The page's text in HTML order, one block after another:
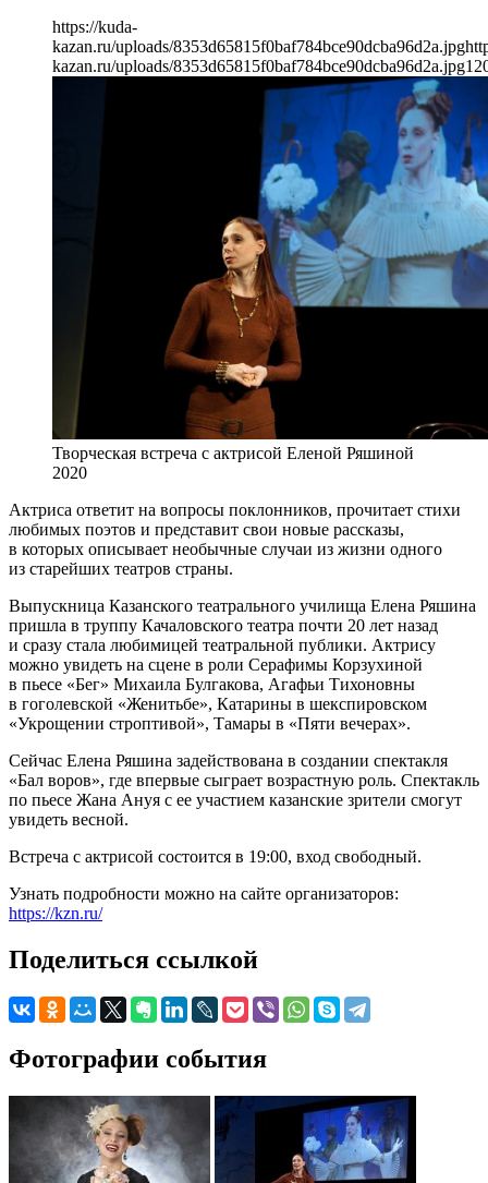
https://kuda-
kazan.ru/uploads/8353d65815f0baf784bce90dcba96d2a.jpg
kazan.ru/uploads/8353d65815f0baf784bce90dcba96d2a.jpg
Творческая встреча с актрисой Еленой Ряшиной
2020
Актриса ответит на вопросы поклонников, прочитает стихи
любимых поэтов и представит свои новые рассказы,
в которых описывает необычные случаи из жизни одного
из старейших театров страны.
Выпускница Казанского театрального училища Елена Ряшина
пришла в труппу Качаловского театра почти 20 лет назад
и сразу стала любимицей театральной публики. Актрису
можно увидеть на сцене в роли Серафимы Корзухиной
в пьесе «Бег» Михаила Булгакова, Агафьи Тихоновны
в гоголевской «Женитьбе», Катарины в шекспировском
«Укрощении строптивой», Тамары в «Пяти вечерах».
Сейчас Елена Ряшина задействована в создании спектакля
«Бал воров», где впервые сыграет возрастную роль. Спектакль
по пьесе Жана Ануя с ее участием казанские зрители смогут
увидеть весной.
Встреча с актрисой состоится в 19:00, вход свободный.
Узнать подробности можно на сайте организаторов:
https://kzn.ru/
Поделиться ссылкой
Фотографии события